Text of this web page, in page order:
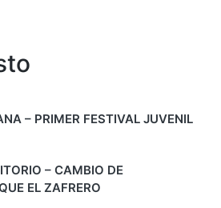
– PRIMER FESTIVAL JUVENIL
– CAMBIO DE
EL ZAFRERO